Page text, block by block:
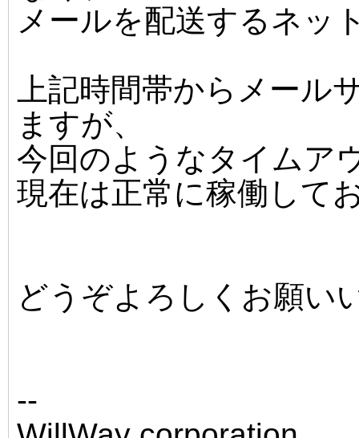
メールを配送するネッ
上記時間帯からメール
ますが、
今回のようなタイムア
現在は正常に稼働して
どうぞよろしくお願い
--